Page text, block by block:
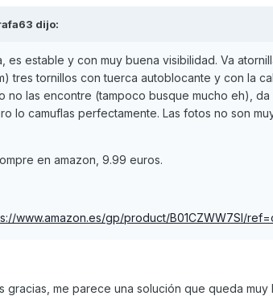
dijo:
es estable y con muy buena visibilidad. Va
tres tornillos con tuerca autoblocante y con la
no las encontre (tampoco busque mucho eh),
lo camuflas perfectamente. Las fotos no son
en amazon, 9.99 euros.
www.amazon.es/gp/product/B01CZWW7SI/
gracias, me parece una solución que queda